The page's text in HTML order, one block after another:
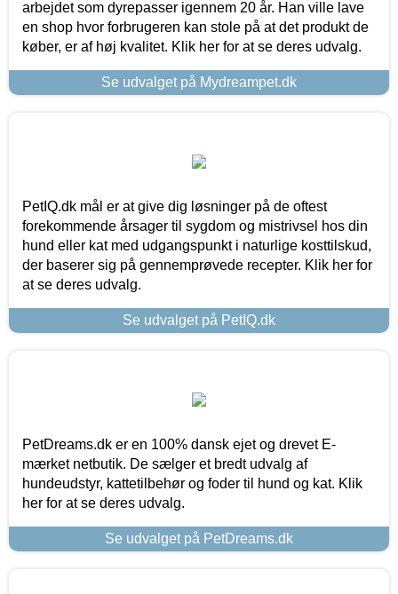
arbejdet som dyrepasser igennem 20 år. Han ville lave
en shop hvor forbrugeren kan stole på at det produkt de
køber, er af høj kvalitet. Klik her for at se deres udvalg.
Se udvalget på Mydreampet.dk
PetIQ.dk mål er at give dig løsninger på de oftest
forekommende årsager til sygdom og mistrivsel hos din
hund eller kat med udgangspunkt i naturlige kosttilskud,
der baserer sig på gennemprøvede recepter. Klik her for
at se deres udvalg.
Se udvalget på PetIQ.dk
PetDreams.dk er en 100% dansk ejet og drevet E-
mærket netbutik. De sælger et bredt udvalg af
hundeudstyr, kattetilbehør og foder til hund og kat. Klik
her for at se deres udvalg.
Se udvalget på PetDreams.dk